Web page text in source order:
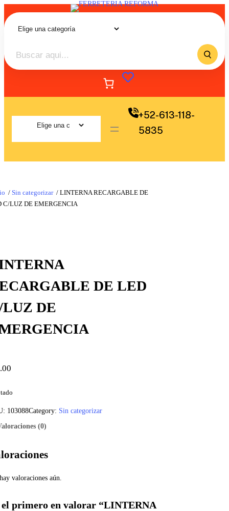
+52-613-118-
5835
/ Sin categorizar / LINTERNA RECARGABLE DE
C/LUZ DE EMERGENCIA
DE LED
LUZ DE
103088Category: Sin categorizar
(0)
valoraciones aún.
el primero en valorar “LINTERNA